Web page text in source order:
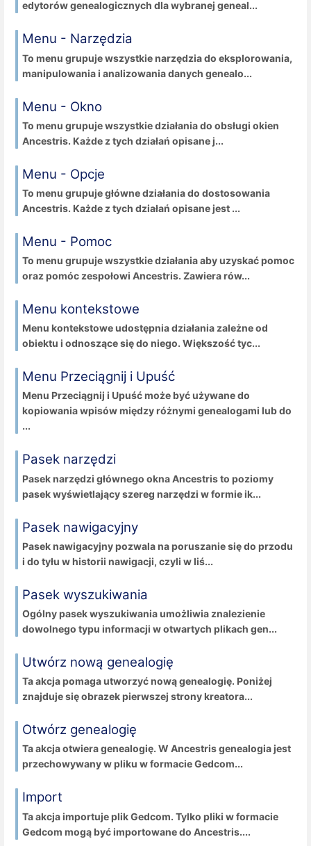
edytorów genealogicznych dla wybranej geneal...
Menu - Narzędzia
To menu grupuje wszystkie narzędzia do eksplorowania,
manipulowania i analizowania danych genealo...
Menu - Okno
To menu grupuje wszystkie działania do obsługi okien
Ancestris. Każde z tych działań opisane j...
Menu - Opcje
To menu grupuje główne działania do dostosowania
Ancestris. Każde z tych działań opisane jest ...
Menu - Pomoc
To menu grupuje wszystkie działania aby uzyskać pomoc
oraz pomóc zespołowi Ancestris. Zawiera rów...
Menu kontekstowe
Menu kontekstowe udostępnia działania zależne od
obiektu i odnoszące się do niego. Większość tyc...
Menu Przeciągnij i Upuść
Menu Przeciągnij i Upuść może być używane do
kopiowania wpisów między różnymi genealogami lub do
...
Pasek narzędzi
Pasek narzędzi głównego okna Ancestris to poziomy
pasek wyświetlający szereg narzędzi w formie ik...
Pasek nawigacyjny
Pasek nawigacyjny pozwala na poruszanie się do przodu
i do tyłu w historii nawigacji, czyli w liś...
Pasek wyszukiwania
Ogólny pasek wyszukiwania umożliwia znalezienie
dowolnego typu informacji w otwartych plikach gen...
Utwórz nową genealogię
Ta akcja pomaga utworzyć nową genealogię. Poniżej
znajduje się obrazek pierwszej strony kreatora...
Otwórz genealogię
Ta akcja otwiera genealogię. W Ancestris genealogia jest
przechowywany w pliku w formacie Gedcom...
Import
Ta akcja importuje plik Gedcom. Tylko pliki w formacie
Gedcom mogą być importowane do Ancestris....